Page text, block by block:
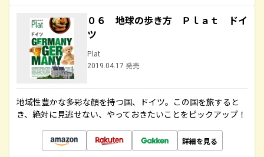
０６ 地球の歩き方 Ｐｌａｔ ドイ
ツ
Plat
2019.04.17 発売
地域性豊かな多彩な顔を持つ国、ドイツ。この国を旅すると
き、絶対に見逃せない、やっておきたいことをピックアップ！
詳細を見る